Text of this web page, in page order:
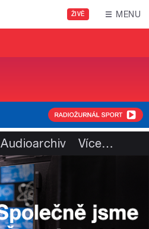
ŽIVĚ MENU
Audioarchiv Více…